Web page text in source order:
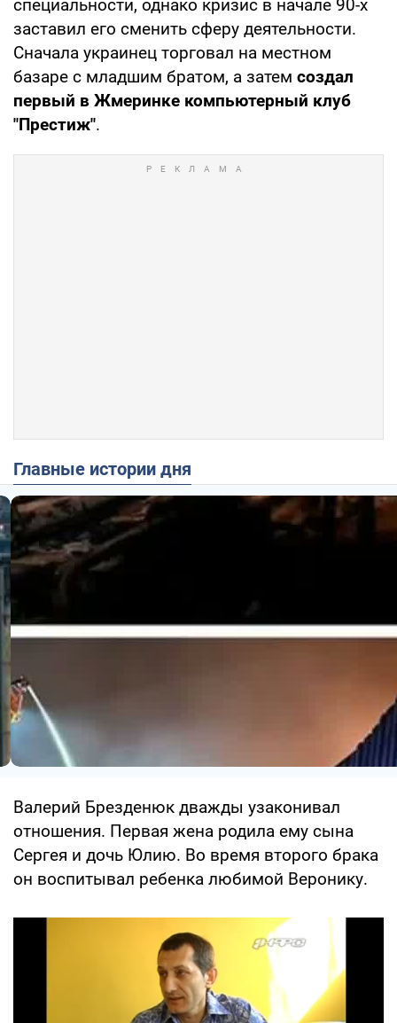
специальности, однако кризис в начале 90-х
заставил его сменить сферу деятельности.
Сначала украинец торговал на местном
базаре с младшим братом, а затем создал
первый в Жмеринке компьютерный клуб
"Престиж".
Главные истории дня
Валерий Брезденюк дважды узаконивал
отношения. Первая жена родила ему сына
Сергея и дочь Юлию. Во время второго брака
он воспитывал ребенка любимой Веронику.